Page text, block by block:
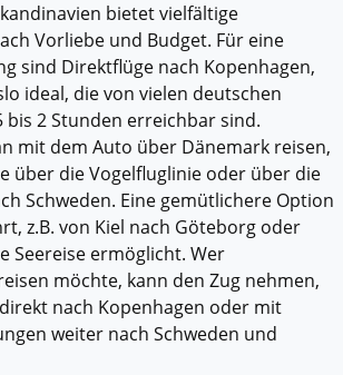
bietet vielfältige
Vorliebe und Budget. Für eine
sind Direktflüge nach Kopenhagen,
ideal, die von vielen deutschen
bis 2 Stunden erreichbar sind.
mit dem Auto über Dänemark reisen,
über die Vogelfluglinie oder über die
Schweden. Eine gemütlichere Option
z.B. von Kiel nach Göteborg oder
Seereise ermöglicht. Wer
möchte, kann den Zug nehmen,
nach Kopenhagen oder mit
weiter nach Schweden und